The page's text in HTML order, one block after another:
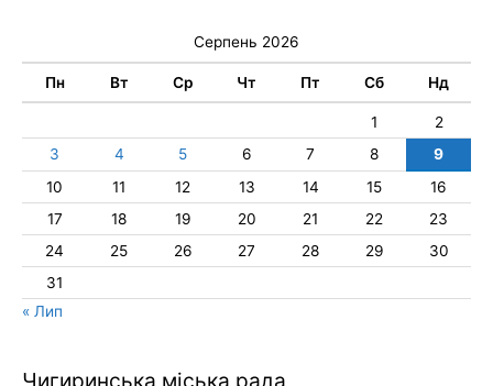
Серпень 2026
Пн Вт Ср Чт Пт Сб Нд
1
2
3
4 5 6 7 8
9
10
11 12 13 14 15
16
17
18 19 20 21 22
23
24
25 26 27 28 29
30
31
« Лип
Чигиринська міська рада